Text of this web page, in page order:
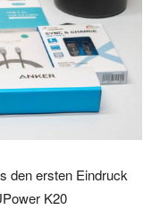
den ersten Eindruck
K20